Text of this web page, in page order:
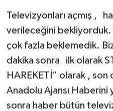
Televizyonları açmış ,
verileceğini
çok fazla beklemedik.
dakika sonra ilk olarak
HAREKETİ” olarak ,
Anadolu Ajansı Haberini
sonra haber bütün